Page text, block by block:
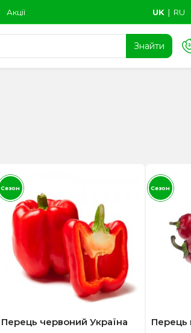
Акції UK ∣ RU
Знайти
Перець червоний Україна
Сезон
Перець
Сезон